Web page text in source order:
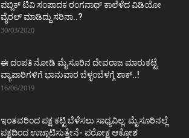
ಪಬ್ಲಿಕ್ ಟಿವಿ ಸಂಪಾದಕ ರಂಗನಾಥ್ ಕಾಲೆಳೆದ ವಿಡಿಯೋ
ವೈರಲ್ ಮಾಡಿದ್ದು ಸರಿನಾ..?
30/03/2020
ಈ ದಂಪತಿ ನೋಡಿ ಮೈಸೂರಿನ ದೇವರಾಜ ಮಾರುಕಟ್ಟೆ
ವ್ಯಾಪಾರಿಗಳಿಗೆ ಭಾನುವಾರ ಬೆಳ್ಳಂಬೆಳಗ್ಗೆ ಶಾಕ್..!
16/06/2019
ಇಂತವರಿಂದ ಪಕ್ಷ ಕಟ್ಟಿ ಬೆಳೆಸಲು ಸಾಧ್ಯವಿಲ್ಲ: ಮೈಸೂರಿನಲ್ಲೆ
ಪಕ್ಷದಿಂದ ಉಚ್ಚಾಟಿಸುತ್ತೇನೆ- ಪರೋಕ್ಷ ಆಕ್ರೋಶ